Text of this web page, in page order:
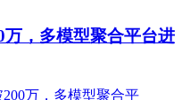
，多模型聚合平台进